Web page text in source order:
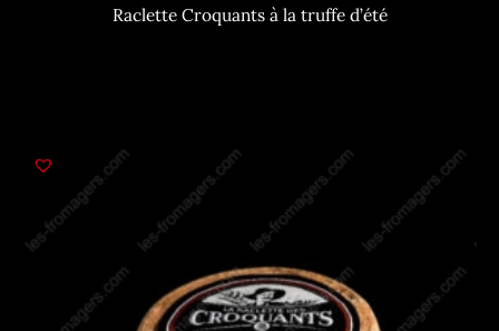
Raclette Croquants à la truffe d’été